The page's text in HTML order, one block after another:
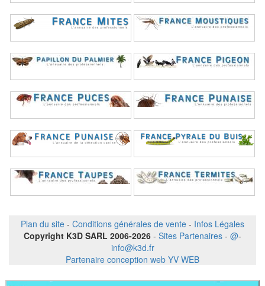
Plan du site - Conditions générales de vente - Infos Légales
Copyright K3D SARL 2006-2026 - Sites Partenaires - @-
info@k3d.fr
Partenaire conception web YV WEB